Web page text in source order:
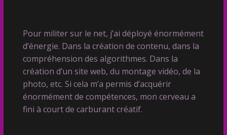
Pour militer sur le net, j’ai déployé énormément
d’énergie. Dans la création de contenu, dans la
compréhension des algorithmes. Dans la
création d’un site web, du montage vidéo, de la
photo, etc. Si cela m’a permis d’acquérir
énormément de compétences, mon cerveau a
fini à court de carburant créatif.